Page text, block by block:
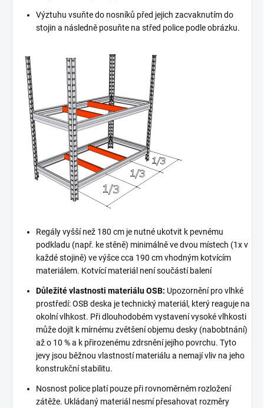
Výztuhu vsuňte do nosníků před jejich zacvaknutím do
stojin a následně posuňte na střed police podle obrázku.
Regály vyšší než 180 cm je nutné ukotvit k pevnému
podkladu (např. ke stěně) minimálně ve dvou místech (1x v
každé stojině) ve výšce cca 190 cm vhodným kotvícím
materiálem. Kotvící materiál není součástí balení
Důležité vlastnosti materiálu OSB: Upozornění pro vlhké
prostředí: OSB deska je technický materiál, který reaguje na
okolní vlhkost. Při dlouhodobém vystavení vysoké vlhkosti
může dojít k mírnému zvětšení objemu desky (nabobtnání)
až o 10 % a k přirozenému zdrsnění jejího povrchu. Tyto
jevy jsou běžnou vlastností materiálu a nemají vliv na jeho
konstrukční stabilitu.
Nosnost police platí pouze při rovnoměrném rozložení
zátěže. Ukládaný materiál nesmí přesahovat rozměry